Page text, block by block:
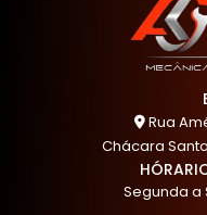
Rua
Chácara
Segunda a